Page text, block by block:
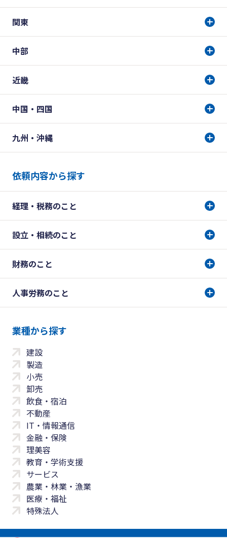
関東
中部
近畿
中国・四国
九州・沖縄
依頼内容から探す
経理・税務のこと
設立・相続のこと
財務のこと
人事労務のこと
業種から探す
建設
製造
小売
卸売
飲食・宿泊
不動産
IT・情報通信
金融・保険
理美容
教育・学術支援
サービス
農業・林業・漁業
医療・福祉
特殊法人